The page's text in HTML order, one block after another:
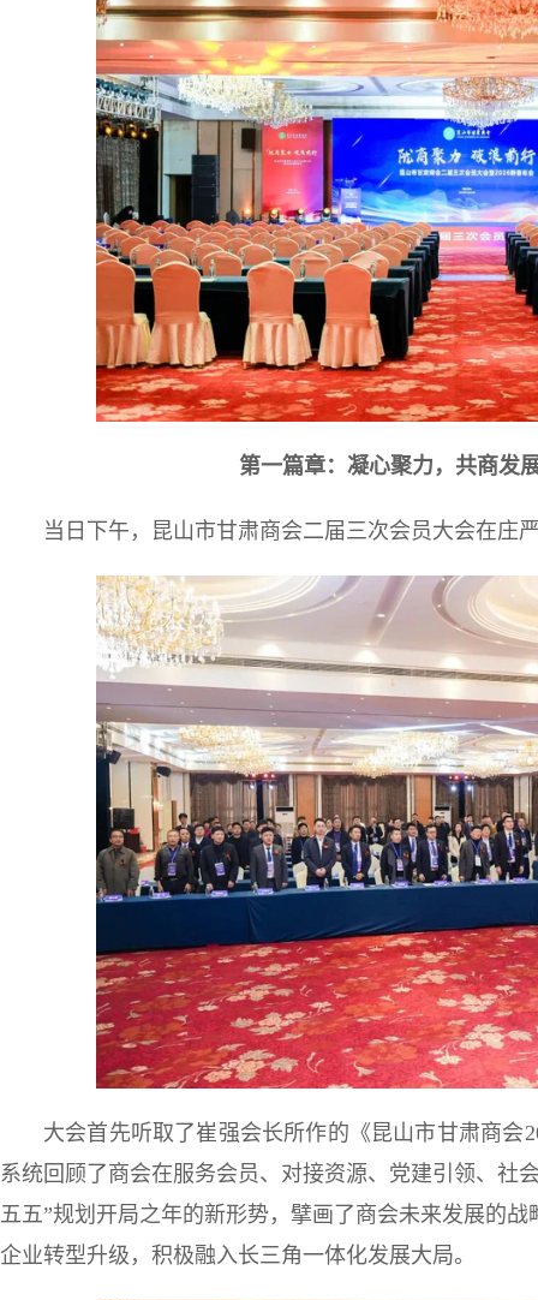
第一篇章：凝心聚力，共商发
当日下午，昆山市甘肃商会二届三次会员大会在庄
大会首先听取了崔强会长所作的《昆山市甘肃商会
系统回顾了商会在服务会员、对接资源、党建引领、社
五五”规划开局之年的新形势，擘画了商会未来发展的
企业转型升级，积极融入长三角一体化发展大局。